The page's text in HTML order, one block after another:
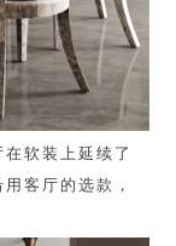
软装上延续了
客厅的选款，